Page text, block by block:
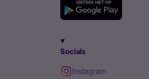
Socials
Instagram